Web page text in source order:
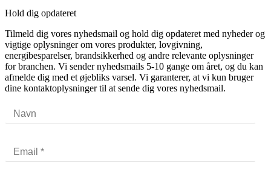
Hold dig opdateret
Tilmeld dig vores nyhedsmail og hold dig opdateret med nyheder og
vigtige oplysninger om vores produkter, lovgivning,
energibesparelser, brandsikkerhed og andre relevante oplysninger
for branchen. Vi sender nyhedsmails 5-10 gange om året, og du kan
afmelde dig med et øjebliks varsel. Vi garanterer, at vi kun bruger
dine kontaktoplysninger til at sende dig vores nyhedsmail.